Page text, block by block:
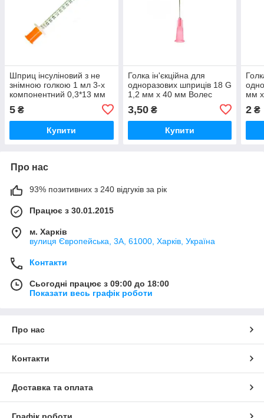
Шприц інсуліновий з не
знімною голкою 1 мл 3-х
компонентний 0,3*13 мм
5 ₴
Купити
Голка ін'єкційна для
одноразових шприців 18 G
1,2 мм х 40 мм Волес
3,50₴
Купити
мм
2 ₴
Про нас
93% позитивних з 240 відгуків за рік
Працює з 30.01.2015
м. Харків
вулиця Європейська, 3А, 61000, Харків, Україна
Контакти
Сьогодні працює з 09:00 до 18:00
Показати весь графік роботи
Про нас
Контакти
Доставка та оплата
Графік роботи